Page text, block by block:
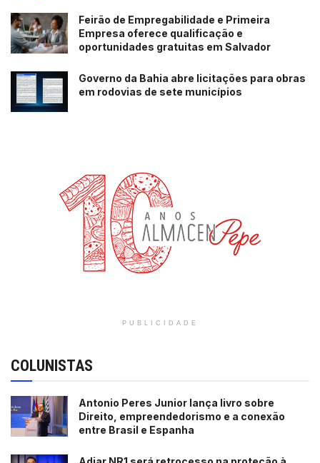
Feirão de Empregabilidade e Primeira
Empresa oferece qualificação e
oportunidades gratuitas em Salvador
Governo da Bahia abre licitações para obras
em rodovias de sete municípios
PUBLICIDADE
COLUNISTAS
Antonio Peres Junior lança livro sobre
Direito, empreendedorismo e a conexão
entre Brasil e Espanha